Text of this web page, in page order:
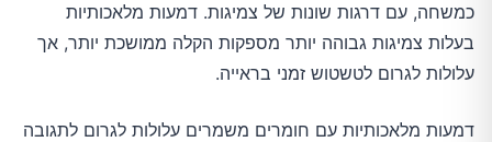
כמשחה, עם דרגות שונות של צמיגות. דמעות מלאכותיות
בעלות צמיגות גבוהה יותר מספקות הקלה ממושכת יותר, אך
עלולות לגרום לטשטוש זמני בראייה.
דמעות מלאכותיות עם חומרים משמרים עלולות לגרום לתגובה